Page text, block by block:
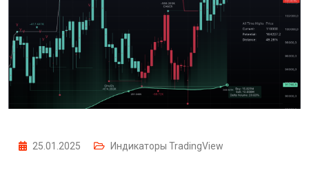
25.01.2025 Индикаторы TradingView